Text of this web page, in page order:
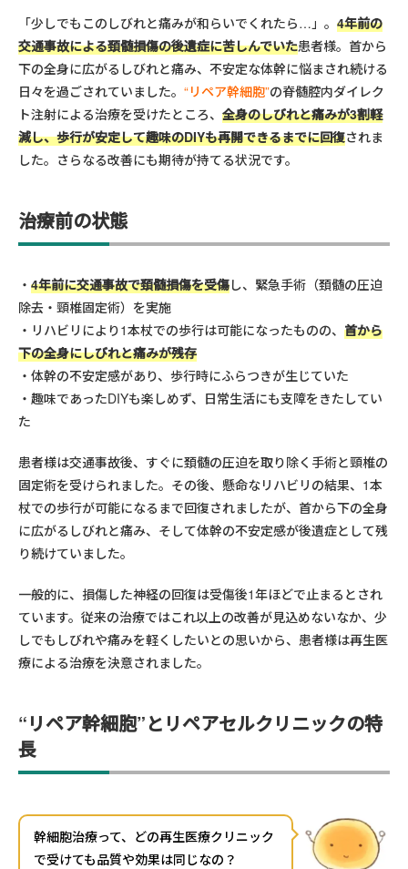
「少しでもこのしびれと痛みが和らいでくれたら…」。 4年前の
交通事故による頚髄損傷の後遺症に苦しんでいた患者様。首から
下の全身に広がるしびれと痛み、不安定な体幹に悩まされ続ける
日々を過ごされていました。 “リペア幹細胞”の脊髄腔内ダイレク
ト注射による治療を受けたところ、 全身のしびれと痛みが3割軽
減し、歩行が安定して趣味のDIYも再開できるまでに回復されま
した。さらなる改善にも期待が持てる状況です。
治療前の状態
4年前に交通事故で頚髄損傷を受傷し、緊急手術（頚髄の圧迫
除去・頸椎固定術）を実施
リハビリにより1本杖での歩行は可能になったものの、 首から
下の全身にしびれと痛みが残存
体幹の不安定感があり、歩行時にふらつきが生じていた
趣味であったDIYも楽しめず、日常生活にも支障をきたしてい
た
患者様は交通事故後、すぐに頚髄の圧迫を取り除く手術と頸椎の
固定術を受けられました。その後、懸命なリハビリの結果、1本
杖での歩行が可能になるまで回復されましたが、首から下の全身
に広がるしびれと痛み、そして体幹の不安定感が後遺症として残
り続けていました。
一般的に、損傷した神経の回復は受傷後1年ほどで止まるとされ
ています。従来の治療ではこれ以上の改善が見込めないなか、少
しでもしびれや痛みを軽くしたいとの思いから、患者様は再生医
療による治療を決意されました。
“リペア幹細胞”とリペアセルクリニックの特
長
幹細胞治療って、どの再生医療クリニック
で受けても品質や効果は同じなの？